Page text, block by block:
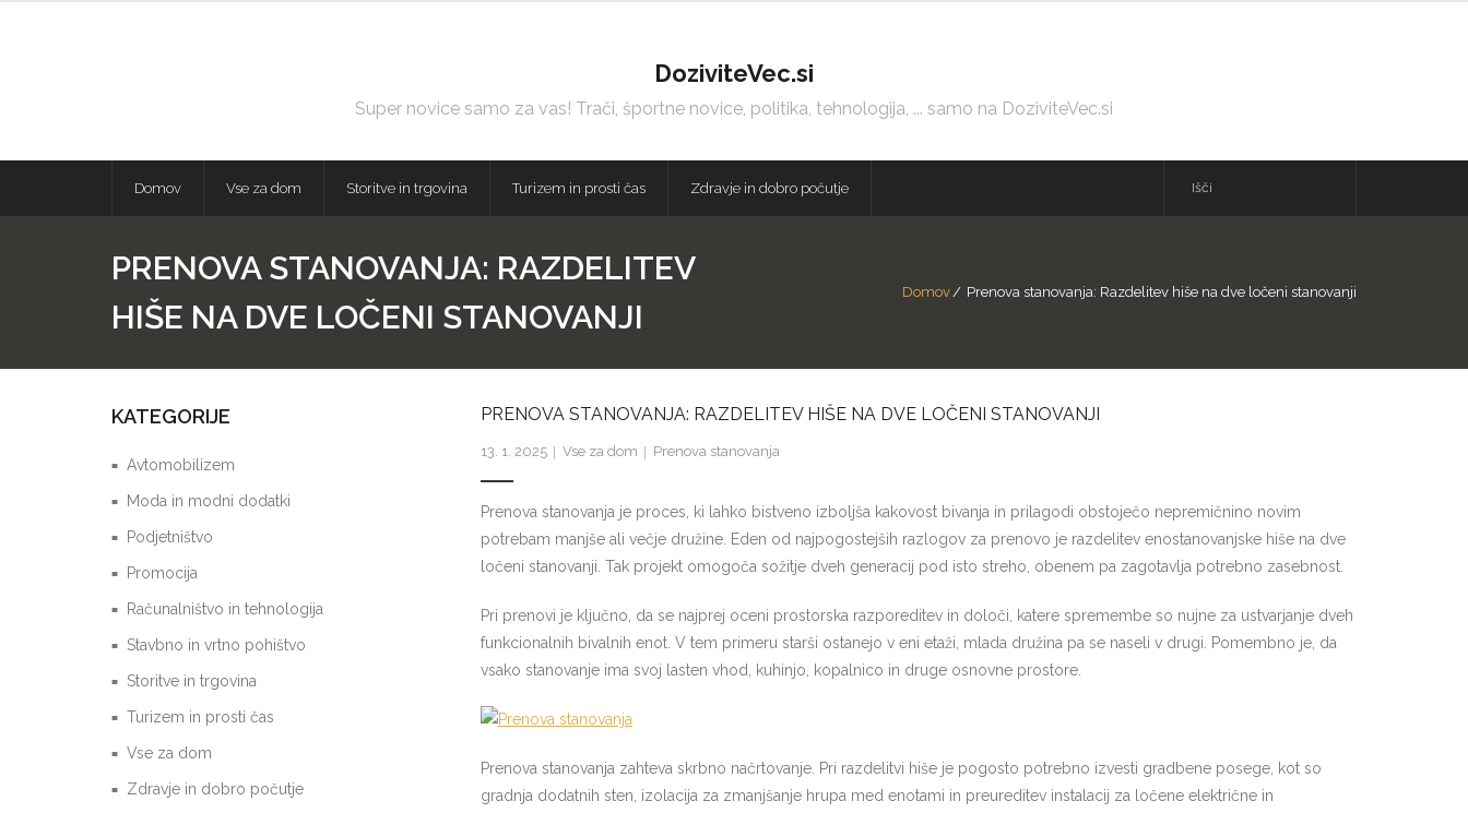
DoziviteVec.si
Super novice samo za vas! Trači, športne novice, politika, tehnologija, ... samo na DoziviteVec.si
Domov Vse za dom Storitve in trgovina Turizem in prosti čas Zdravje in dobro počutje
PRENOVA STANOVANJA: RAZDELITEV
HIŠE NA DVE LOČENI STANOVANJI
Domov/ Prenova stanovanja: Razdelitev hiše na dve ločeni stanovanji
PRENOVA STANOVANJA: RAZDELITEV HIŠE NA DVE LOČENI STANOVANJI
13. 1. 2025 Vse za dom Prenova stanovanja
Prenova stanovanja je proces, ki lahko bistveno izboljša kakovost bivanja in prilagodi obstoječo nepremičnino novim
potrebam manjše ali večje družine. Eden od najpogostejših razlogov za prenovo je razdelitev enostanovanjske hiše na dve
ločeni stanovanji. Tak projekt omogoča sožitje dveh generacij pod isto streho, obenem pa zagotavlja potrebno zasebnost.
Pri prenovi je ključno, da se najprej oceni prostorska razporeditev in določi, katere spremembe so nujne za ustvarjanje dveh
funkcionalnih bivalnih enot. V tem primeru starši ostanejo v eni etaži, mlada družina pa se naseli v drugi. Pomembno je, da
vsako stanovanje ima svoj lasten vhod, kuhinjo, kopalnico in druge osnovne prostore.
Prenova stanovanja zahteva skrbno načrtovanje. Pri razdelitvi hiše je pogosto potrebno izvesti gradbene posege, kot so
gradnja dodatnih sten, izolacija za zmanjšanje hrupa med enotami in preureditev instalacij za ločene električne in
KATEGORIJE
Avtomobilizem
Moda in modni dodatki
Podjetništvo
Promocija
Računalništvo in tehnologija
Stavbno in vrtno pohištvo
Storitve in trgovina
Turizem in prosti čas
Vse za dom
Zdravje in dobro počutje